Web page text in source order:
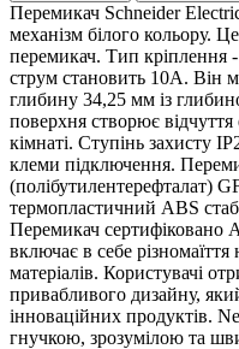
Перемикач Schneider
механізм білого кольору.
перемикач. Тип кріплення
струм становить 10A. Він
глибину 34,25 мм із
поверхня створює
кімнаті. Ступінь захисту
клеми підключення.
(полібутилентерефталат)
термопластичний ABS
Перемикач
включає в себе різномаїття
матеріалів. Користувачі
привабливого дизайну,
інноваційних продуктів.
гнучкою, зрозумілою та